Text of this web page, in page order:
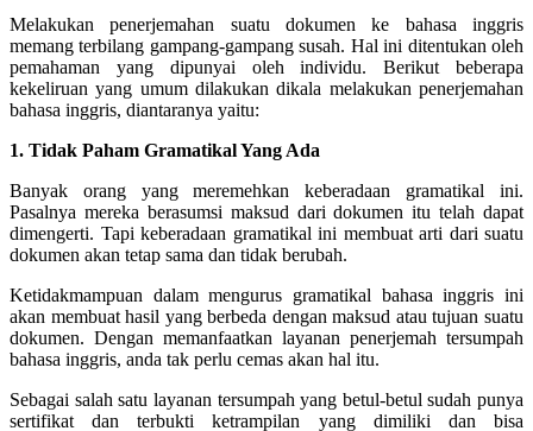
Melakukan penerjemahan suatu dokumen ke bahasa inggris
memang terbilang gampang-gampang susah. Hal ini ditentukan oleh
pemahaman yang dipunyai oleh individu. Berikut beberapa
kekeliruan yang umum dilakukan dikala melakukan penerjemahan
bahasa inggris, diantaranya yaitu:
1. Tidak Paham Gramatikal Yang Ada
Banyak orang yang meremehkan keberadaan gramatikal ini.
Pasalnya mereka berasumsi maksud dari dokumen itu telah dapat
dimengerti. Tapi keberadaan gramatikal ini membuat arti dari suatu
dokumen akan tetap sama dan tidak berubah.
Ketidakmampuan dalam mengurus gramatikal bahasa inggris ini
akan membuat hasil yang berbeda dengan maksud atau tujuan suatu
dokumen. Dengan memanfaatkan layanan penerjemah tersumpah
bahasa inggris, anda tak perlu cemas akan hal itu.
Sebagai salah satu layanan tersumpah yang betul-betul sudah punya
sertifikat dan terbukti ketrampilan yang dimiliki dan bisa